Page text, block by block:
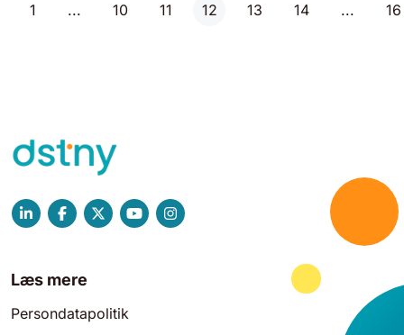
1 ... 10 11 12 13 14 ... 16
Læs mere
Persondatapolitik